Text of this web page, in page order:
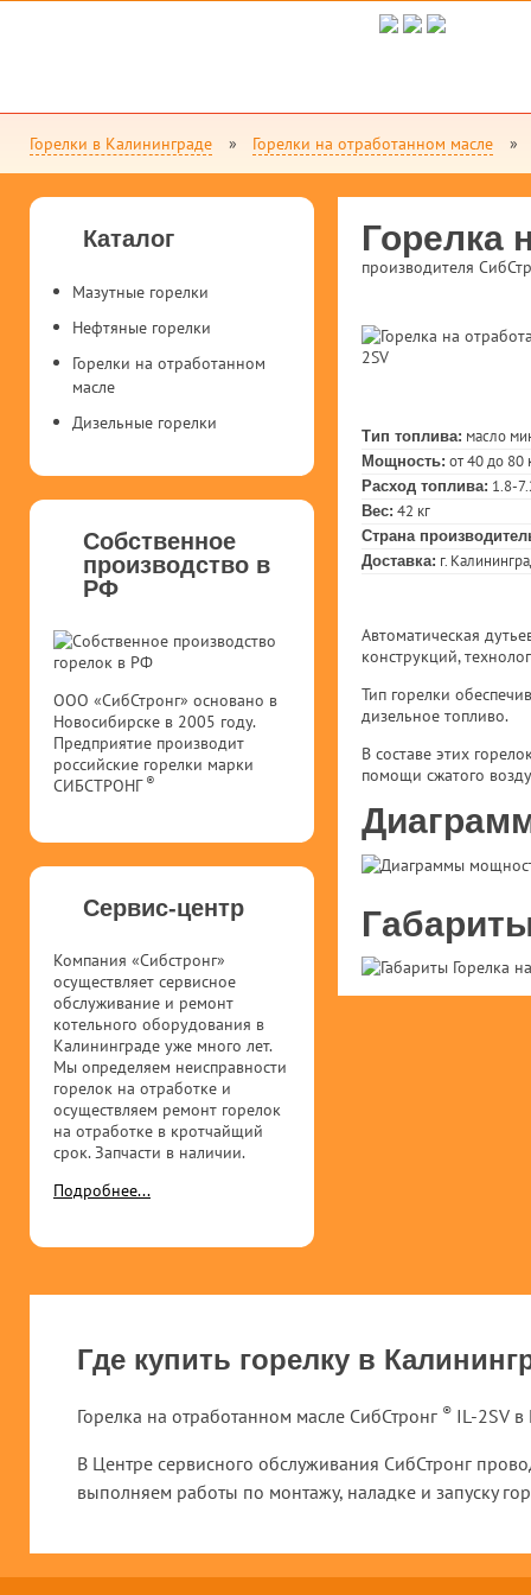
Горелки в Калининграде Горелки на отработанном масле
Горелка
производителя
Тип топлива: масло
Мощность: от 40 до 80
Расход топлива: 1.8-
Вес: 42 кг
Страна
Доставка: г.
Автоматическая
конструкций,
Тип горелки
дизельное топливо.
В составе этих
помощи сжатого
Каталог
Мазутные горелки
Нефтяные горелки
Горелки на отработанном
масле
Дизельные горелки
Собственное
производство в
РФ
ООО «СибСтронг» основано в
Новосибирске в 2005 году.
Предприятие производит
российские горелки марки
СИБСТРОНГ ®
Сервис-центр
Компания «Сибстронг»
осуществляет сервисное
обслуживание и ремонт
котельного оборудования в
Калининграде уже много лет.
Мы определяем неисправности
горелок на отработке и
осуществляем ремонт горелок
на отработке в кротчайщий
срок. Запчасти в наличии.
Подробнее...
Где купить горелку в
Горелка на отработанном масле СибСтронг ® IL-2SV
В Центре сервисного обслуживания СибСтронг
выполняем работы по монтажу, наладке и запуску